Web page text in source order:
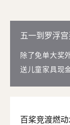
五一到罗浮
除了免单大奖
送儿童家具现
百桨竞渡燃